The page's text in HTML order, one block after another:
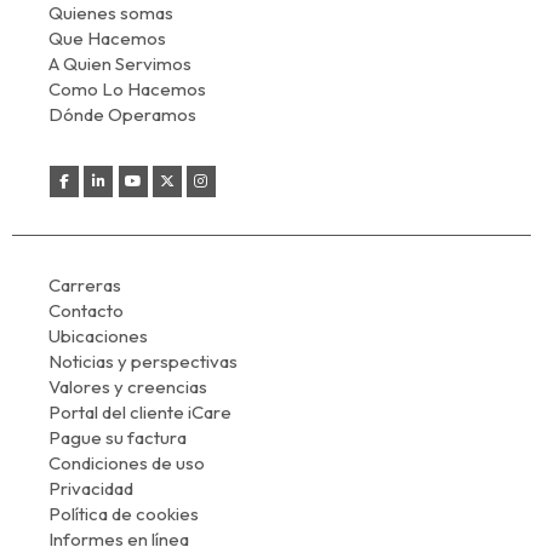
Quienes somas
Que Hacemos
A Quien Servimos
Como Lo Hacemos
Dónde Operamos
Carreras
Contacto
Ubicaciones
Noticias y perspectivas
Valores y creencias
Portal del cliente iCare
Pague su factura
Condiciones de uso
Privacidad
Política de cookies
Informes en línea